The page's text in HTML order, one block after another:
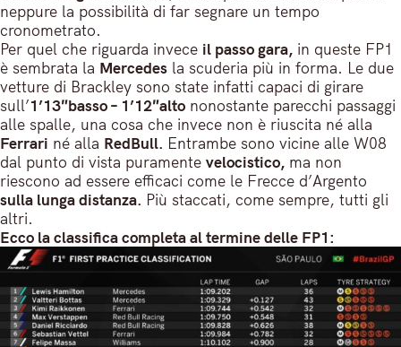
neppure la possibilità di far segnare un tempo
cronometrato.
Per quel che riguarda invece il passo gara, in queste FP1
è sembrata la Mercedes la scuderia più in forma. Le due
vetture di Brackley sono state infatti capaci di girare
sull’1’13″basso – 1’12″alto nonostante parecchi passaggi
alle spalle, una cosa che invece non è riuscita né alla
Ferrari né alla RedBull. Entrambe sono vicine alle W08
dal punto di vista puramente velocistico, ma non
riescono ad essere efficaci come le Frecce d’Argento
sulla lunga distanza. Più staccati, come sempre, tutti gli
altri.
Ecco la classifica completa al termine delle FP1: